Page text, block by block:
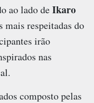
ao lado deIkaro
mais respeitadas do
irão
nas
composto pelas